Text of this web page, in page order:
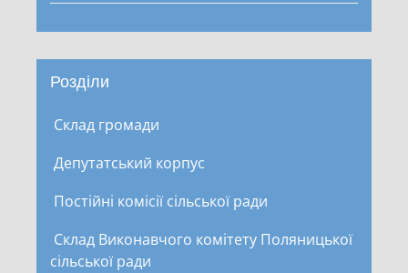
Розділи
Склад громади
Депутатський корпус
Постійні комісії сільської ради
Склад Виконавчого комітету Поляницької
сільської ради